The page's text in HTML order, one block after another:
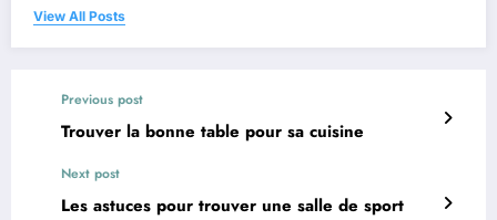
View All Posts
Previous post
Trouver la bonne table pour sa cuisine
Next post
Les astuces pour trouver une salle de sport